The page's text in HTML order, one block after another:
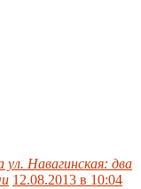
ул. Навагинская: два
12.08.2013 в 10:04